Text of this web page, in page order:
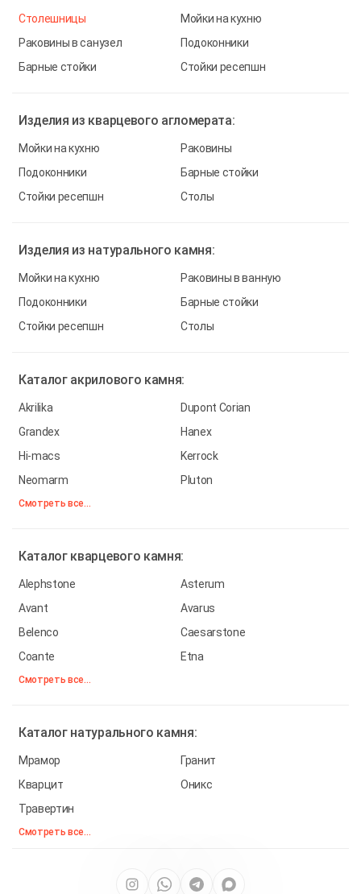
Столешницы
Мойки на кухню
Раковины в санузел
Подоконники
Барные стойки
Стойки ресепшн
Изделия из кварцевого агломерата:
Мойки на кухню
Раковины
Подоконники
Барные стойки
Стойки ресепшн
Столы
Изделия из натурального камня:
Мойки на кухню
Раковины в ванную
Подоконники
Барные стойки
Стойки ресепшн
Столы
Каталог акрилового камня:
Akrilika
Dupont Corian
Grandex
Hanex
Hi-macs
Kerrock
Neomarm
Pluton
Смотреть все...
Каталог кварцевого камня:
Alephstone
Asterum
Avant
Avarus
Belenco
Caesarstone
Coante
Etna
Смотреть все...
Каталог натурального камня:
Мрамор
Гранит
Кварцит
Оникс
Травертин
Смотреть все...